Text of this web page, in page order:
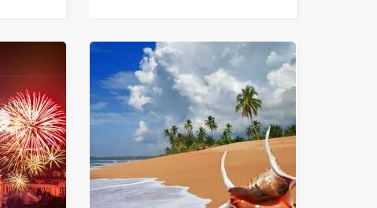
ОТ1 868 ЛЕВА
(955.09€)
НА ЧОВЕК